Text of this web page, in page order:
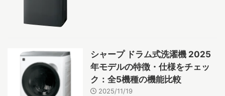
シャープ ドラム式洗濯機 2025
年モデルの特徴・仕様をチェッ
ク：全5機種の機能比較
2025/11/19